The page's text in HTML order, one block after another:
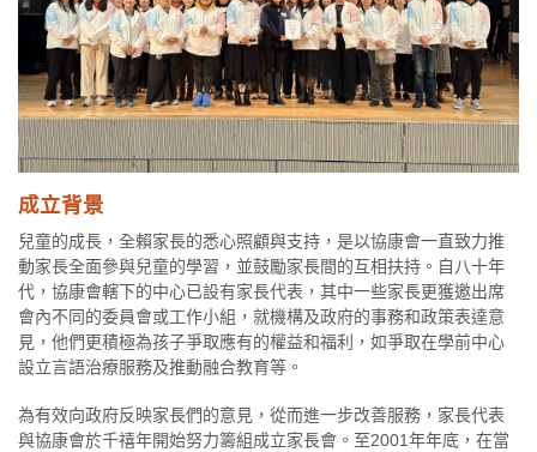
成立背景
兒童的成長，全賴家長的悉心照顧與支持，是以協康會一直致力推
動家長全面參與兒童的學習，並鼓勵家長間的互相扶持。自八十年
代，協康會轄下的中心已設有家長代表，其中一些家長更獲邀出席
會內不同的委員會或工作小組，就機構及政府的事務和政策表達意
見，他們更積極為孩子爭取應有的權益和福利，如爭取在學前中心
設立言語治療服務及推動融合教育等。
為有效向政府反映家長們的意見，從而進一步改善服務，家長代表
與協康會於千禧年開始努力籌組成立家長會。至2001年年底，在當